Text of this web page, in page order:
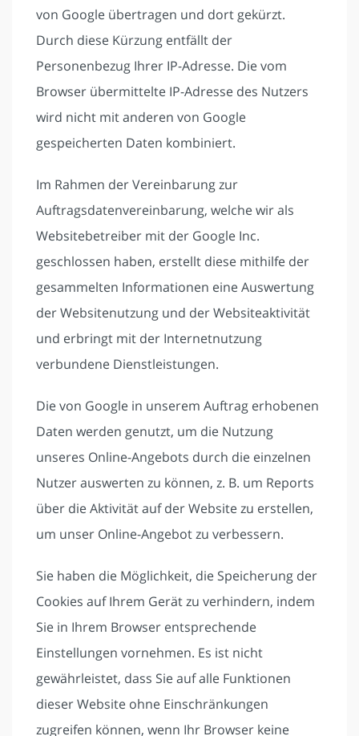
von Google übertragen und dort gekürzt.
Durch diese Kürzung entfällt der
Personenbezug Ihrer IP-Adresse. Die vom
Browser übermittelte IP-Adresse des Nutzers
wird nicht mit anderen von Google
gespeicherten Daten kombiniert.
Im Rahmen der Vereinbarung zur
Auftragsdatenvereinbarung, welche wir als
Websitebetreiber mit der Google Inc.
geschlossen haben, erstellt diese mithilfe der
gesammelten Informationen eine Auswertung
der Websitenutzung und der Websiteaktivität
und erbringt mit der Internetnutzung
verbundene Dienstleistungen.
Die von Google in unserem Auftrag erhobenen
Daten werden genutzt, um die Nutzung
unseres Online-Angebots durch die einzelnen
Nutzer auswerten zu können, z. B. um Reports
über die Aktivität auf der Website zu erstellen,
um unser Online-Angebot zu verbessern.
Sie haben die Möglichkeit, die Speicherung der
Cookies auf Ihrem Gerät zu verhindern, indem
Sie in Ihrem Browser entsprechende
Einstellungen vornehmen. Es ist nicht
gewährleistet, dass Sie auf alle Funktionen
dieser Website ohne Einschränkungen
zugreifen können, wenn Ihr Browser keine